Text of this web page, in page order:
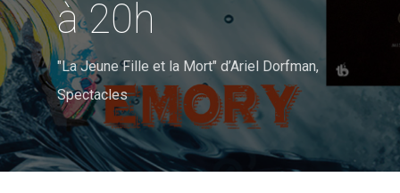
à 20h
"La Jeune Fille et la Mort" d’Ariel Dorfman,
Spectacles